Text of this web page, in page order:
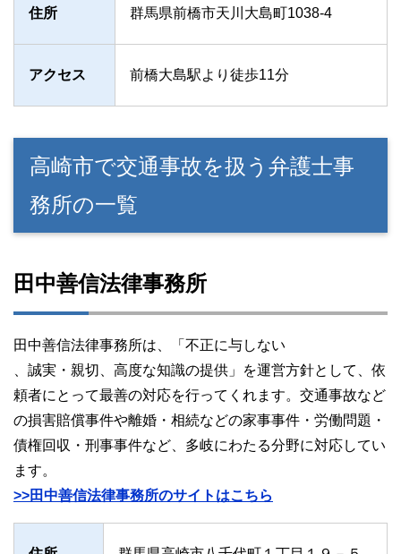
住所 群馬県前橋市天川大島町1038-4
アクセス 前橋大島駅より徒歩11分
高崎市で交通事故を扱う弁護士事
務所の一覧
田中善信法律事務所
田中善信法律事務所は、「不正に与しない
、誠実・親切、高度な知識の提供」を運営方針として、依
頼者にとって最善の対応を行ってくれます。交通事故など
の損害賠償事件や離婚・相続などの家事事件・労働問題・
債権回収・刑事事件など、多岐にわたる分野に対応してい
ます。
>>田中善信法律事務所のサイトはこちら